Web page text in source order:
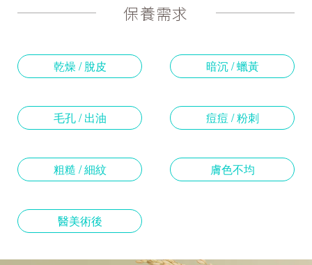
保養需求
乾燥 / 脫皮 暗沉 / 蠟黃
毛孔 / 出油 痘痘 / 粉刺
粗糙 / 細紋 膚色不均
醫美術後